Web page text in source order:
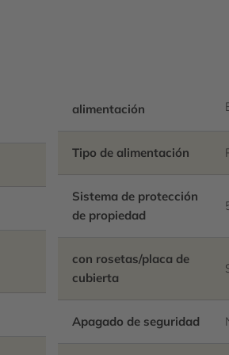
parametrización por
predefinidas y
alimentación
Tipo de alimentación
Sistema de protección
de propiedad
con rosetas/placa de
cubierta
Apagado de seguridad